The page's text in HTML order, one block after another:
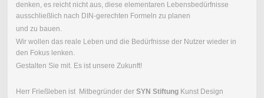
denken, es reicht nicht aus, diese elementaren Lebensbedürfnisse
ausschließlich nach DIN-gerechten Formeln zu planen
und zu bauen.
Wir wollen das reale Leben und die Bedürfnisse der Nutzer wieder in
den Fokus lenken.
Gestalten Sie mit. Es ist unsere Zukunft!
Herr Frießleben ist Mitbegründer der SYN StiftungKunst Design